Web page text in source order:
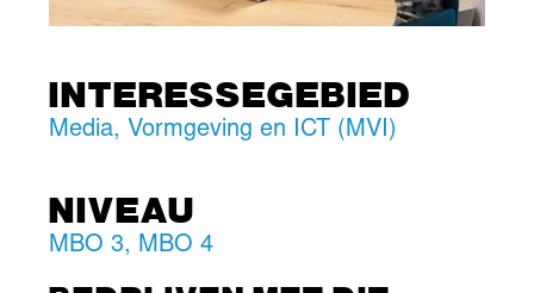
INTERESSEGEBIED
Media, Vormgeving en ICT (MVI)
NIVEAU
MBO 3, MBO 4